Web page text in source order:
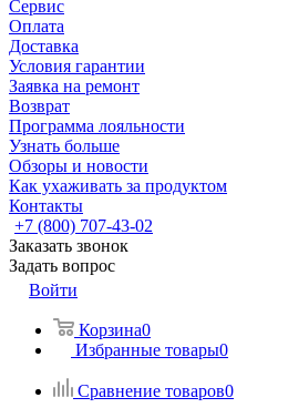
Сервис
Оплата
Доставка
Условия гарантии
Заявка на ремонт
Возврат
Программа лояльности
Узнать больше
Обзоры и новости
Как ухаживать за продуктом
Контакты
+7 (800) 707-43-02
Заказать звонок
Задать вопрос
Войти
Корзина0
Избранные товары0
Сравнение товаров0